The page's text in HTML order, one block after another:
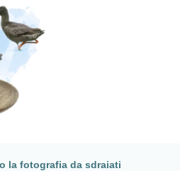
la fotografia da sdraiati